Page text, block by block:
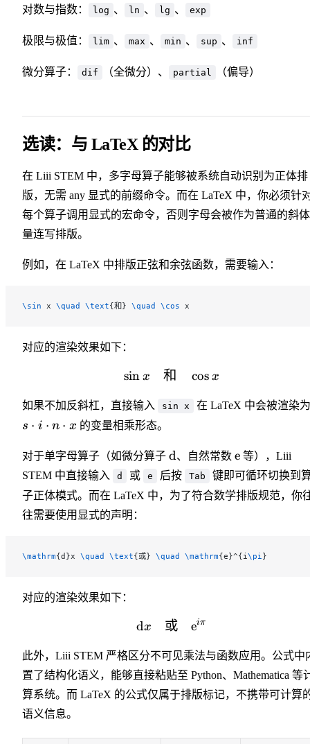
对数与指数： log 、 ln 、 lg 、 exp
极限与极值： lim 、 max 、 min 、 sup 、 inf
微分算子： dif （全微分）、 partial （偏导）
选读：与 LaTeX 的对比
在 Liii STEM 中，多字母算子能够被系统自动识别为正体排
版，无需 any 显式的前缀命令。而在 LaTeX 中，你必须针
每个算子调用显式的宏命令，否则字母会被作为普通的斜
量连写排版。
例如，在 LaTeX 中排版正弦和余弦函数，需要输入：
\sin x \quad \text{和} \quad \cos x
对应的渲染效果如下：
\sin x \quad \text{和}
sin x 和 cos x
如果不加反斜杠，直接输入 sin x 在 LaTeX 中会被渲染为
s ⋅ i ⋅ n ⋅ x 的变量相乘形态。
对于单字母算子（如微分算子 \mathrm{d}
d、自然常数 \mathrm{e}
e 等），Liii
STEM 中直接输入
d 或 e 后按 Tab
键即可循环切换到
子正体模式。而在 LaTeX 中，为了符合数学排版规范，你
往需要使用显式的声明：
\mathrm{d}x \quad \text{或} \quad \mathrm{e}^{i \pi }
对应的渲染效果如下：
\mathrm{d}x \quad
dx 或 eiπ
此外，Liii STEM 严格区分不可见乘法与函数应用。公式中
置了结构化语义，能够直接粘贴至 Python、Mathematica 等
算系统。而 LaTeX 的公式仅属于排版标记，不携带可计算
语义信息。